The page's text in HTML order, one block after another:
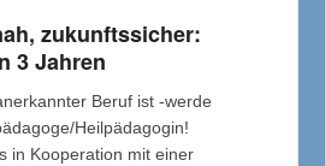
zukunftssicher:
3 Jahren
Beruf ist -werde
Heilpädagogin!
in Kooperation mit einer